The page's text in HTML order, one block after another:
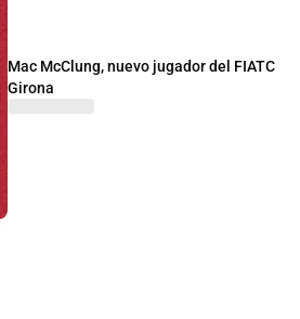
Mac McClung, nuevo jugador del FIATC
Girona